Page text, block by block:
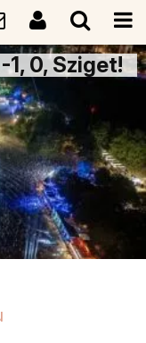
0, Sziget!